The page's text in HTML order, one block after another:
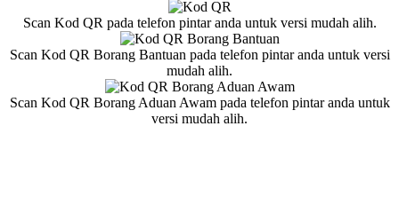
Scan Kod QR pada telefon pintar anda untuk versi mudah alih.
Scan Kod QR Borang Bantuan pada telefon pintar anda untuk versi
mudah alih.
Scan Kod QR Borang Aduan Awam pada telefon pintar anda untuk
versi mudah alih.